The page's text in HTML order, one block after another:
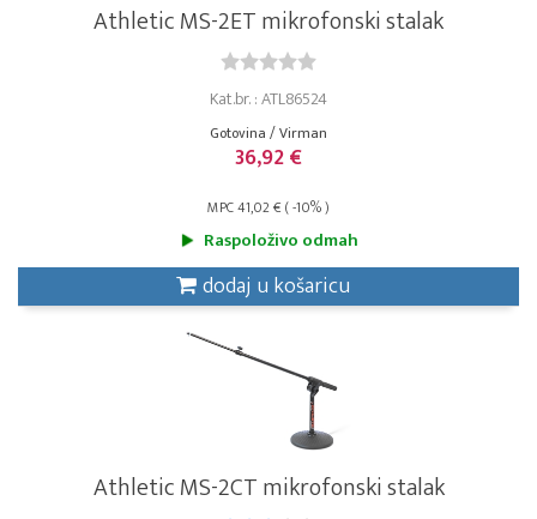
Athletic MS-2ET mikrofonski stalak
Kat.br. : ATL86524
Gotovina / Virman
36,92 €
MPC 41,02 € ( -10% )
Raspoloživo odmah
dodaj u košaricu
Athletic MS-2CT mikrofonski stalak